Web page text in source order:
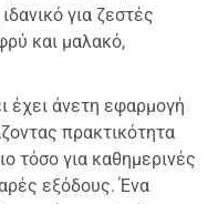
για ζεστές
και μαλακό,
έχει άνετη εφαρμογή
πρακτικότητα
τόσο για καθημερινές
εξόδους. Ένα